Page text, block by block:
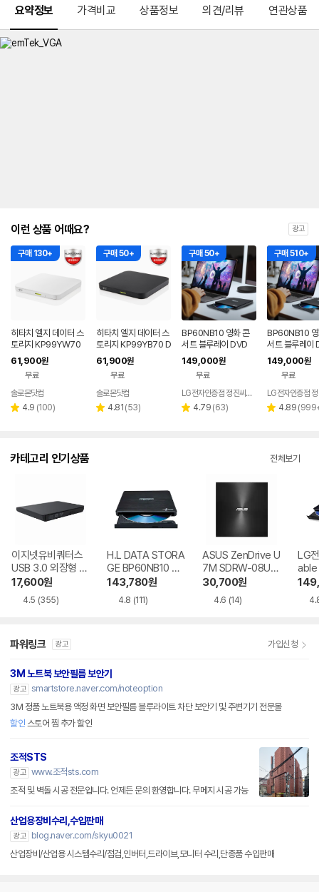
요약정보 가격비교 상품정보 의견/리뷰 연관상품
이런 상품 어때요? 광고
구매 130+
히타치 엘지 데이터 스
토리지 KP99YW70
DVD 화이트 외장OD
D CD DVD 리핑 안드
로이드
61,900원
무료
페이
솔로몬닷컴
별 4.9 리
(100)
구매 50+
히타치 엘지 데이터 스
토리지 KP99YB70 D
VD 블랙 외장ODD C
D DVD 리핑 안드로이
61,900원
무료
페이
솔로몬닷컴
별 4.81 리
(53)
구매 50+
BP60NB10 영화 콘
서트 블루레이 DVD
플레이어 노트북 외장
ODD 맥 호환
149,000원
무료
LG전자인증점 정진씨앤에스
별 4.79 리
(63)
구매 510+
BP60NB10 영
서트 블루레이
D 재생 리핑 노
장 ODD
149,000원
무료
별 4.89 리
(
카테고리 인기상품 전체보기
이지넷유비쿼터스
USB 3.0 외장형 D
VD-RW NEXT-20
0DVD-RW
17,600원
4.5 (355)
H.L DATA STORA
GE BP60NB10 블
루레이 외장ODD
143,780원
4.8 (111)
ASUS ZenDrive U
7M SDRW-08U7
M-U-B
30,700원
4.6 (14)
LG
able
파워링크 광고 가입신청
3M 노트북 보안필름 보안기
광고 smartstore.naver.com/noteoption
3M 정품 노트북용 액정 화면 보안필름 블루라이트 차단 보안기 및 주변기기 전문몰
할인 스토어 찜 추가 할인
조적STS
광고 www.조적sts.com
조적 및 벽돌 시공 전문입니다. 언제든 문의 환영합니다. 무메지 시공 가능
산업용장비수리,수입판매
광고
blog.naver.com/skyu0021
산업장비/산업용 시스템수리/점검,인버터,드라이브,모니터 수리,단종품 수입판매